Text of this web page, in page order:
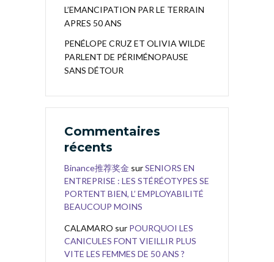
L’EMANCIPATION PAR LE TERRAIN
APRES 50 ANS
PENÉLOPE CRUZ ET OLIVIA WILDE
PARLENT DE PÉRIMÉNOPAUSE
SANS DÉTOUR
Commentaires
récents
Binance推荐奖金 surSENIORS EN
ENTREPRISE : LES STÉRÉOTYPES SE
PORTENT BIEN, L’ EMPLOYABILITÉ
BEAUCOUP MOINS
CALAMARO sur POURQUOI LES
CANICULES FONT VIEILLIR PLUS
VITE LES FEMMES DE 50 ANS ?